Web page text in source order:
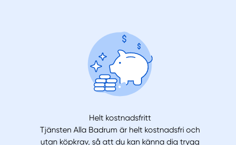
Helt kostnadsfritt
Tjänsten Alla Badrum är helt kostnadsfri och
utan köpkrav, så att du kan känna dig trygg